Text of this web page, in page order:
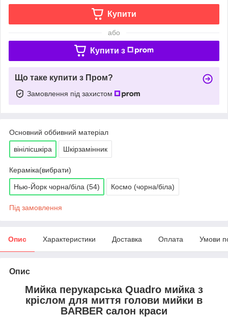
Купити
або
Купити з
Що таке купити з Пром?
Замовлення під захистом
Основний оббивний матеріал
вінілісшкіра Шкірзамінник
Кераміка(вибрати)
Нью-Йорк чорна/біла (54) Космо (чорна/біла)
Під замовлення
Опис Характеристики Доставка Оплата Умови
Опис
Мийка перукарська Quadro мийка з
кріслом для миття голови мийки в
BARBER салон краси